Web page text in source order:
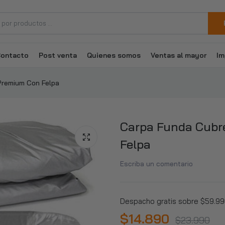
$17.890 $57.990
Silla Piso Bar Altura Regulable Taburete Respaldo Colores
$17.190–$17.790
Escritorio Moderno Con Repisas 147x120x60x72
$68.990–$69.990
Post venta Quienes somos Ventas al mayor
Con Felpa
Carpa Funda
Felpa
Escriba un comentario
Despacho gratis sobre
$14.890 $23.990